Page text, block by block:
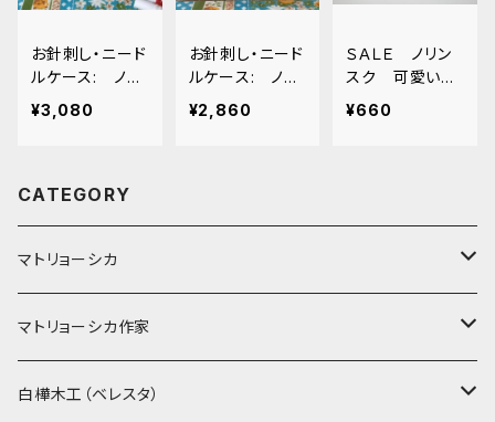
お針刺し・ニード
ルケース: ノリ
ンスク（わら細
工）11.5cm
¥3,080
お針刺し・ニード
ルケース: ノリ
ンスク（おばあち
ゃん）11cm
¥2,860
ＳＡＬＥ ノリン
スク 可愛いロ
シアのきのこ
¥660
CATEGORY
マトリョーシカ
ノン入れ子マトリョーシカ
イコンモチーフ
マトリョーシカ作家
イリーナ・ヴァトゥルーシキナ
白樺木工（ベレスタ）